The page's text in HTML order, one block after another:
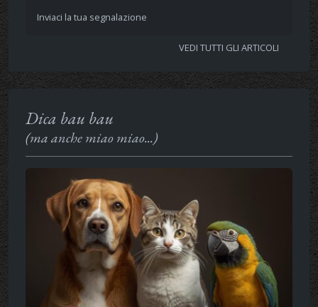
Inviaci la tua segnalazione
VEDI TUTTI GLI ARTICOLI
Dica bau bau
(ma anche miao miao...)